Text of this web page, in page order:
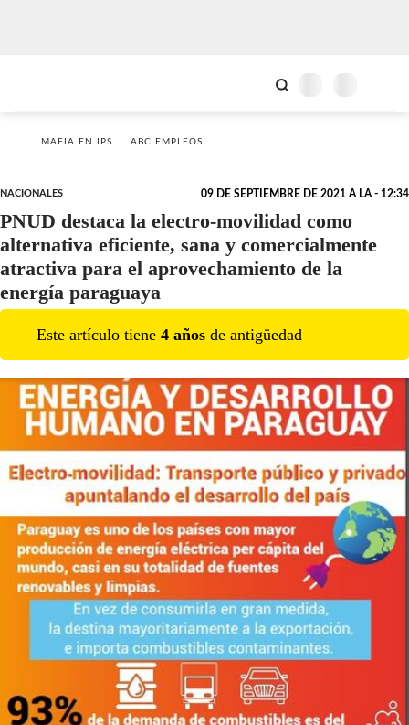
MAFIA EN IPS ABC EMPLEOS
NACIONALES 09 DE SEPTIEMBRE DE 2021 A LA - 12:34
PNUD destaca la electro-movilidad como
alternativa eficiente, sana y comercialmente
atractiva para el aprovechamiento de la
energía paraguaya
Este artículo tiene 4 años de antigüedad